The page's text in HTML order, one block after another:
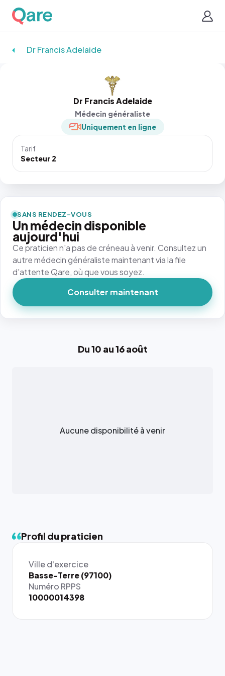
Dr Francis Adelaide
Dr Francis Adelaide
Médecin généraliste
Uniquement en ligne
Tarif
Secteur 2
Du 10 au 16 août
Aucune disponibilité à venir
Profil du praticien
Ville d'exercice
Basse-Terre (97100)
Numéro RPPS
10000014398
SANS RENDEZ-VOUS
Un médecin disponible
aujourd'hui
Ce praticien n'a pas de créneau à venir. Consultez un
autre médecin généraliste maintenant via la file
d'attente Qare, où que vous soyez.
Consulter maintenant
{# 40×40
: la taille
rendue par
`.profile-